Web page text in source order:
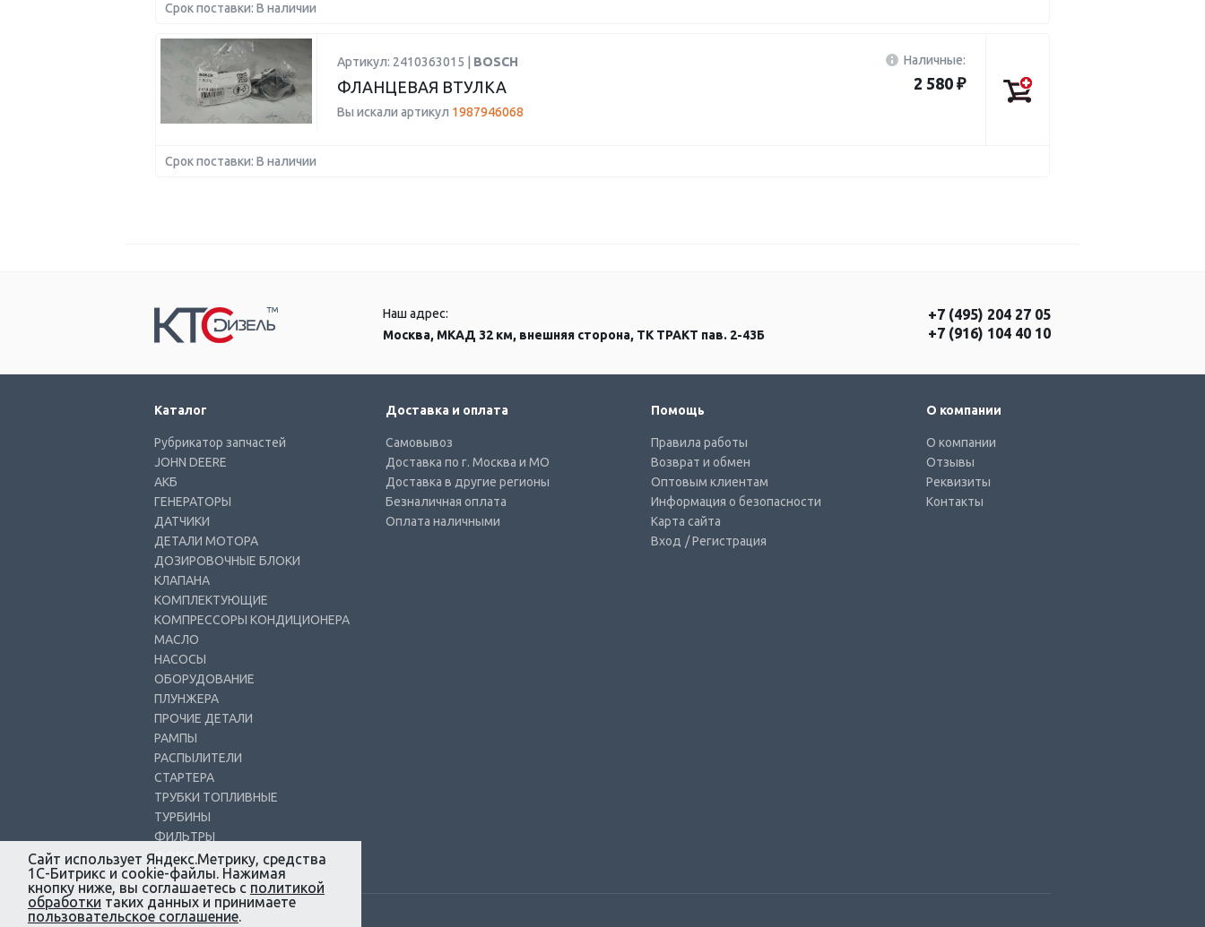
Срок поставки: В наличии
Артикул: 2410363015 | BOSCH
ФЛАНЦЕВАЯ ВТУЛКА
Вы искали артикул 1987946068
Наличные:
2 580 ₽
Срок поставки: В наличии
Наш адрес:
Москва, МКАД 32 км, внешняя сторона, ТК ТРАКТ пав. 2-43Б
+7 (495) 204 27 05
+7 (916) 104 40 10
Каталог
Рубрикатор запчастей
JOHN DEERE
АКБ
ГЕНЕРАТОРЫ
ДАТЧИКИ
ДЕТАЛИ МОТОРА
ДОЗИРОВОЧНЫЕ БЛОКИ
КЛАПАНА
КОМПЛЕКТУЮЩИЕ
КОМПРЕССОРЫ КОНДИЦИОНЕРА
МАСЛО
НАСОСЫ
ОБОРУДОВАНИЕ
ПЛУНЖЕРА
ПРОЧИЕ ДЕТАЛИ
РАМПЫ
РАСПЫЛИТЕЛИ
СТАРТЕРА
ТРУБКИ ТОПЛИВНЫЕ
ТУРБИНЫ
ФИЛЬТРЫ
ФОРСУНКИ
Доставка и оплата
Самовывоз
Доставка по г. Москва и МО
Доставка в другие регионы
Безналичная оплата
Оплата наличными
Помощь
Правила работы
Возврат и обмен
Оптовым клиентам
Информация о безопасности
Карта сайта
Вход / Регистрация
О компании
О компании
Отзывы
Реквизиты
Контакты
Сайт использует Яндекс.Метрику, средства
1С-Битрикс и cookie-файлы. Нажимая
кнопку ниже, вы соглашаетесь с политикой
обработки таких данных и принимаете
пользовательское соглашение.